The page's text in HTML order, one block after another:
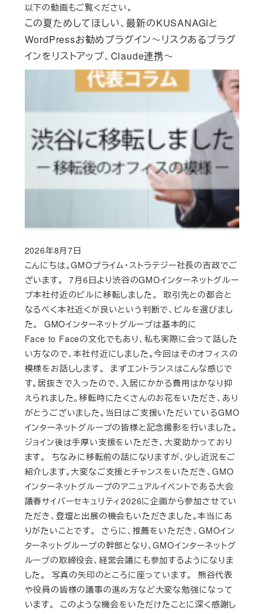
この夏ためしてほしい、最新のKUSANAGIと
WordPressお勧めプラグイン～リスクあるプラグ
インをリストアップ、Claude連携～
以下の動画もご覧ください。
こんにちは。GMOプライム・ストラテジー社長の吉政でご
ざいます。 7月6日より渋谷のGMOインターネットグルー
プ本社付近のビルに移転しました。 取引先との都合と
なるべく本社近くが良いという判断で、ビルを選びまし
た。 GMOインターネットグループは基本的に
Face to Faceの文化でもあり、私も実際に会って話した
い方なので、本社付近にしました。今回はそのオフィスの
模様をお話しします。 まずエントランスはこんな感じで
す。居抜きで入ったので、入居にかかる費用はかなり抑
えられました。移転時にたくさんのお花をいただき、あり
がとうございました。当日はご支援いただいているGMO
インターネットグループの皆様と記念撮影を行いました。
ジョイン後は手厚い支援をいただき、大変助かっており
ます。 ちなみに移転前の話になりますが、少し近況をご
紹介します。大変なご支援とチャンスをいただき、GMO
インターネットグループのアニュアルイベントである大会
議春サイバーセキュリティ2026に企画から参加させてい
ただき、登壇と出展の機会もいただきました。本当にあ
りがたいことです。 さらに、推薦をいただき、GMOイン
ターネットグループの幹部となり、GMOインターネットグ
ループの取締役会、経営会議にも参加するようになりま
した。 写真の矢印のところに座っています。 熊谷代表
や役員の皆様の議事の進め方など大変な勉強になって
います。 このような機会をいただけたことに深く感謝し
Published
2026年8月7日